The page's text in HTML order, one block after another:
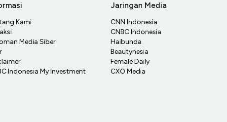
Kami
Media Siber
Indonesia My Investment
Jaringan Media
CNN Indonesia
CNBC Indonesia
Haibunda
Beautynesia
Female Daily
CXO Media